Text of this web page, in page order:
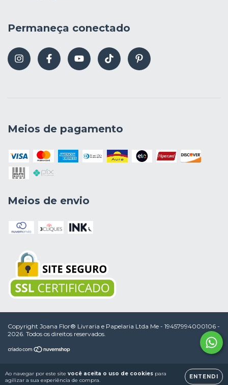
Ao navegar por este site você aceita o uso de cookies para
agilizar a sua experiência de compra.
ENTENDI
Permaneça conectado
Meios de pagamento
Meios de envio
Copyright Joana Flor® Livraria e Papelaria Ltda Me - 19457994000106 -
2026. Todos os direitos reservados.